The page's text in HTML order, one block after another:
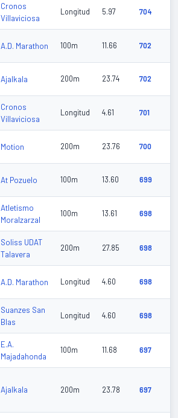
Cronos
Villaviciosa
Longitud 5.97 704
A.D. Marathon 100m 11.66 702
Ajalkala 200m 23.74 702
Cronos
Villaviciosa
Longitud 4.61 701
Motion 200m 23.76 700
At Pozuelo 100m 13.60 699
Atletismo
Moralzarzal
100m 13.61 698
Soliss UDAT
Talavera
200m 27.85 698
A.D. Marathon Longitud 4.60 698
Suanzes San
Blas
Longitud 4.60 698
E.A.
Majadahonda
100m 11.68 697
Ajalkala 200m 23.78 697